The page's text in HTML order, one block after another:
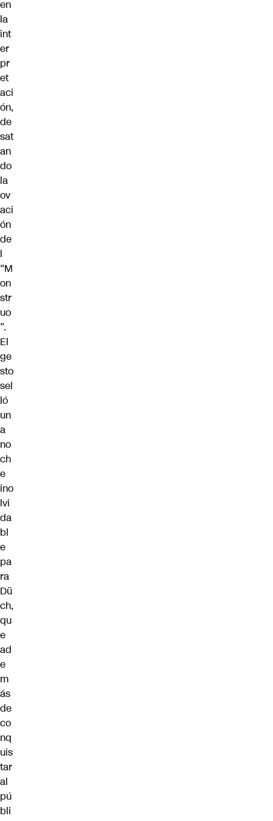
en
la
int
er
pr
et
aci
ón,
de
sat
an
do
la
ov
aci
ón
de
l
“M
on
str
uo
”.
El
ge
sto
sel
ló
un
a
no
ch
e
ino
lvi
da
bl
e
pa
ra
Dü
ch,
qu
e
ad
e
m
ás
de
co
nq
uis
tar
al
pú
bli